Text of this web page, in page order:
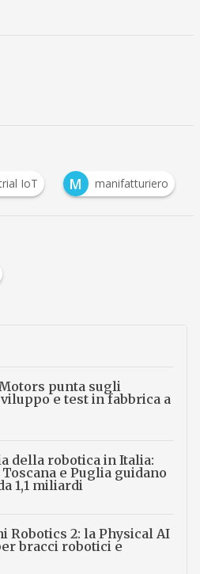
IoT M manifatturiero
punta sugli
e test in fabbrica a
della robotica in Italia:
e Puglia guidano
1,1 miliardi
Robotics 2: la Physical AI
bracci robotici e